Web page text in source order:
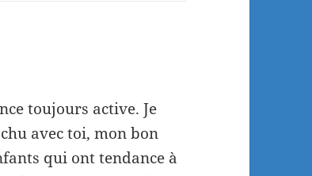
toujours active. Je
avec toi, mon bon
qui ont tendance à